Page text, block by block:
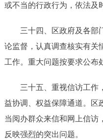
或不当的行政行为，依法及
三十四 、区政府及各部
论监督， 认真调查核实有关
工作。重大问题按要求公布
三十五 、重视信访工作，
益协调、权益保障通道。 区
当阅办群众来信和网上信访，
反映强烈的突出问题。